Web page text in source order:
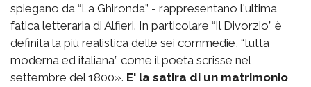
spiegano da “La Ghironda” - rappresentano l'ultima
fatica letteraria di Alfieri. In particolare “Il Divorzio” è
definita la più realistica delle sei commedie, “tutta
moderna ed italiana” come il poeta scrisse nel
settembre del 1800». E' la satira di un matrimonio